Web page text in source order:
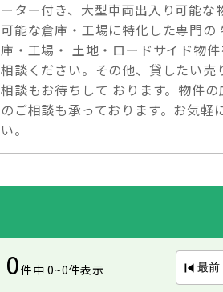
ーター付き、大型車両出入り可能
可能な倉庫・工場に特化した専門
庫・工場・ 土地・ロードサイド物
相談ください。その他、貸したい
相談もお待ちして おります。物件
のご相談も承っております。お気
い。
0件中 0~0件表示 最前